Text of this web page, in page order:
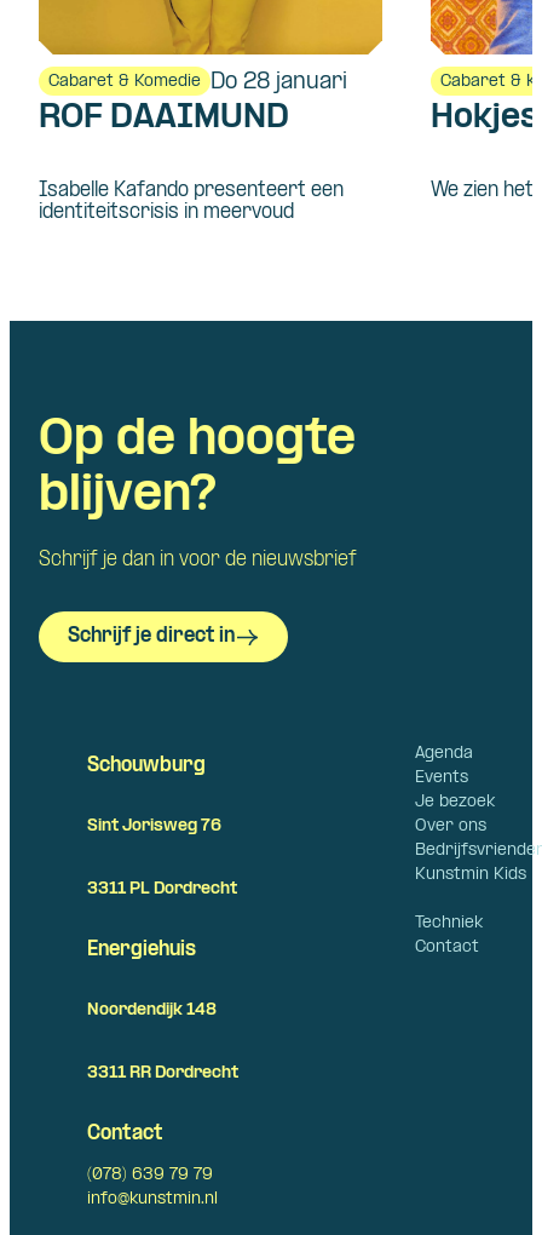
Cabaret & Komedie Do 28 januari
ROF DAAIMUND
Isabelle Kafando presenteert een
identiteitscrisis in meervoud
Cabaret &
We zien het
Op de hoogte
blijven?
Schrijf je dan in voor de nieuwsbrief
Schrijf je direct in
Agenda
Events
Je bezoek
Over ons
Kunstmin Kids
Techniek
Contact
Schouwburg
Sint Jorisweg 76
3311 PL Dordrecht
Energiehuis
Noordendijk 148
3311 RR Dordrecht
Contact
(078) 639 79 79
info@kunstmin.nl